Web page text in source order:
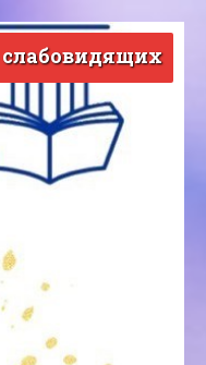
СЛАБОВИДЯЩИХ
слабовидящих